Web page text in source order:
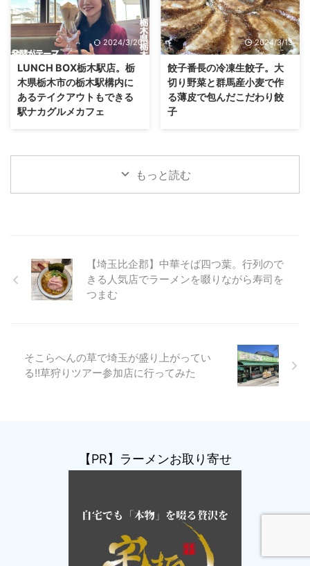
2024/3/20
LUNCH BOX栃木駅店。栃
木県栃木市の栃木駅構内に
あるテイクアウトもできる
駅ナカグルメカフェ
2024/3/13
餃子番長の冷凍生餃子。大
切り野菜と群馬産小麦で作
る薄皮で包んだこだわり餃
子
もっと読む
【埼玉比企郡】中華そば四つ葉。行列ので
きる人気店でラーメンを啜りながら寿司を
つまむ
そこらへんの草で埼玉が盛り上がってい
る!!草狩りツアー参加店に行ってみた
【PR】ラーメンお取り寄せ